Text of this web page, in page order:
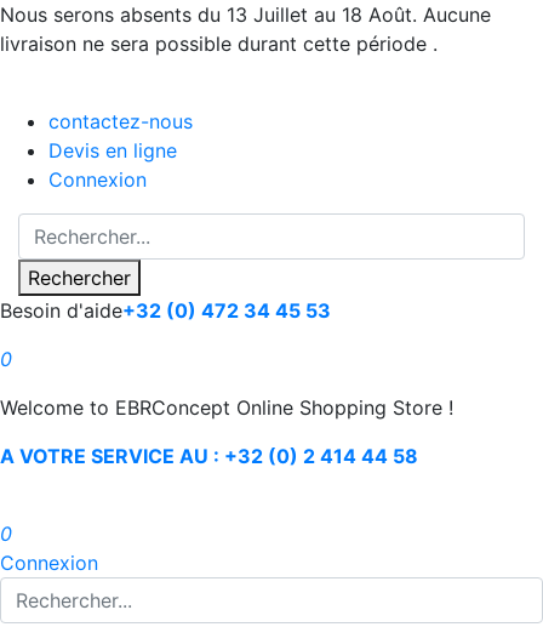
Nous serons absents du 13 Juillet au 18 Août. Aucune
livraison ne sera possible durant cette période .
contactez-nous
Devis en ligne
Connexion
Rechercher
Besoin d'aide+32 (0) 472 34 45 53
0
Welcome to EBRConcept Online Shopping Store !
A VOTRE SERVICE AU : +32 (0) 2 414 44 58
0
Connexion